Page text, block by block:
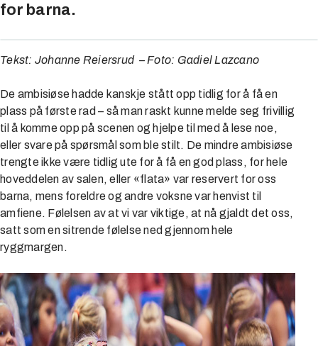
for barna.
Tekst: Johanne Reiersrud – Foto: Gadiel Lazcano
De ambisiøse hadde kanskje stått opp tidlig for å få en
plass på første rad – så man raskt kunne melde seg frivillig
til å komme opp på scenen og hjelpe til med å lese noe,
eller svare på spørsmål som ble stilt. De mindre ambisiøse
trengte ikke være tidlig ute for å få en god plass, for hele
hoveddelen av salen, eller «flata» var reservert for oss
barna, mens foreldre og andre voksne var henvist til
amfiene. Følelsen av at vi var viktige, at nå gjaldt det oss,
satt som en sitrende følelse ned gjennom hele
ryggmargen.